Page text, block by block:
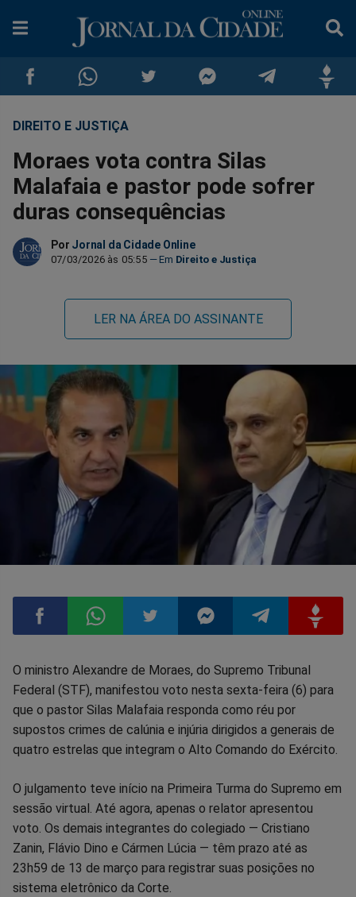
Compartilhar
no
Facebook
Compartilhar
no
Whatsapp
Compartilhar
no
Twitter
no
Messenger
no
DIREITO E JUSTIÇA
Moraes vota contra Silas
Malafaia e pastor pode sofrer
duras consequências
Por Jornal da Cidade Online
07/03/2026 às 05:55 Direito e Justiça
LER NA ÁREA DO ASSINANTE
Compartilhar
no
Facebook
Compartilhar
no
Whatsapp
Compartilhar
no
Twitter
Compartilhar
no
Messenger
Compartilhar
no
TelegramGettr
O ministro Alexandre de Moraes, do Supremo Tribunal
Federal (STF), manifestou voto nesta sexta-feira (6) para
que o pastor Silas Malafaia responda como réu por
supostos crimes de calúnia e injúria dirigidos a generais de
quatro estrelas que integram o Alto Comando do Exército.
O julgamento teve início na Primeira Turma do Supremo em
sessão virtual. Até agora, apenas o relator apresentou
voto. Os demais integrantes do colegiado — Cristiano
Zanin, Flávio Dino e Cármen Lúcia — têm prazo até as
23h59 de 13 de março para registrar suas posições no
sistema eletrônico da Corte.